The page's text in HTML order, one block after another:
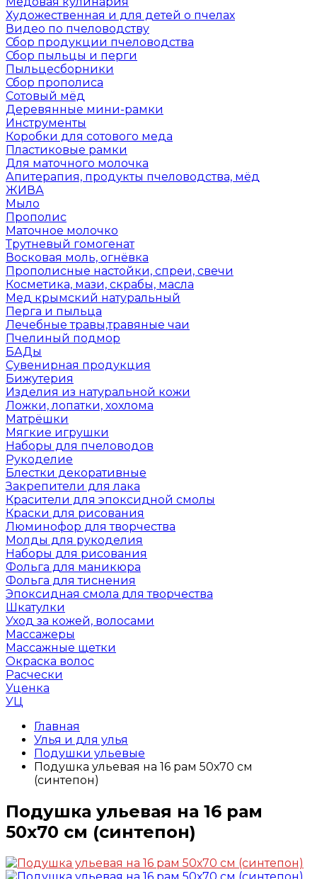
Художественная и для детей о пчелах
Видео по пчеловодству
Сбор продукции пчеловодства
Сбор пыльцы и перги
Пыльцесборники
Сбор прополиса
Сотовый мёд
Деревянные мини-рамки
Инструменты
Коробки для сотового меда
Пластиковые рамки
Для маточного молочка
Апитерапия, продукты пчеловодства, мёд
ЖИВА
Мыло
Прополис
Маточное молочко
Трутневый гомогенат
Восковая моль, огнёвка
Прополисные настойки, спреи, свечи
Косметика, мази, скрабы, масла
Мед крымский натуральный
Перга и пыльца
Лечебные травы,травяные чаи
Пчелиный подмор
БАДы
Сувенирная продукция
Бижутерия
Изделия из натуральной кожи
Ложки, лопатки, хохлома
Матрёшки
Мягкие игрушки
Наборы для пчеловодов
Рукоделие
Блестки декоративные
Закрепители для лака
Красители для эпоксидной смолы
Краски для рисования
Люминофор для творчества
Молды для рукоделия
Наборы для рисования
Фольга для маникюра
Фольга для тиснения
Эпоксидная смола для творчества
Шкатулки
Уход за кожей, волосами
Массажеры
Массажные щетки
Окраска волос
Расчески
Уценка
УЦ
Главная
Улья и для улья
Подушки ульевые
Подушка ульевая на 16 рам 50х70 см
(синтепон)
Подушка ульевая на 16 рам
50х70 см (синтепон)